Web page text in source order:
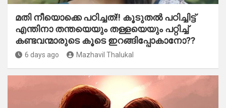
മതി നീയൊക്കെ പഠിച്ചത്!! കൂടുതൽ പഠിച്ചിട്ട്
എന്തിനാ തന്തയെയും തള്ളയെയും പറ്റിച്ച്
കണ്ടവന്മാരുടെ കൂടെ ഇറങ്ങിപ്പോകാനോ??
6 days ago Mazhavil Thalukal